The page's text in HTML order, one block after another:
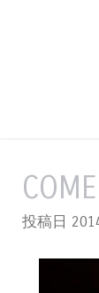
投稿日